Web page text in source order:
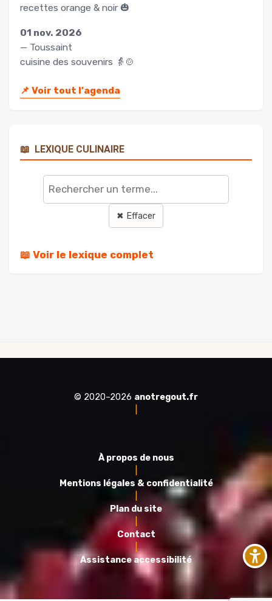
recettes orange & noir 🎃
01 nov. 2026
— Toussaint
cuisine des souvenirs 👵🍲
📌 Voir tout l'agenda
📖 LEXIQUE CULINAIRE
Rechercher
terme
✖ Effacer
📖 Voir le lexique complet
© 2020–2026 anotregout.fr
À propos de nous
Mentions légales & confidentialité
Plan du site
|
Contact
|
Assistance accessibilité